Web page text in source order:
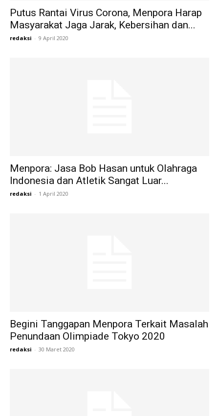
Putus Rantai Virus Corona, Menpora Harap
Masyarakat Jaga Jarak, Kebersihan dan...
redaksi - 9 April 2020
Menpora: Jasa Bob Hasan untuk Olahraga
Indonesia dan Atletik Sangat Luar...
redaksi - 1 April 2020
Begini Tanggapan Menpora Terkait Masalah
Penundaan Olimpiade Tokyo 2020
redaksi - 30 Maret 2020